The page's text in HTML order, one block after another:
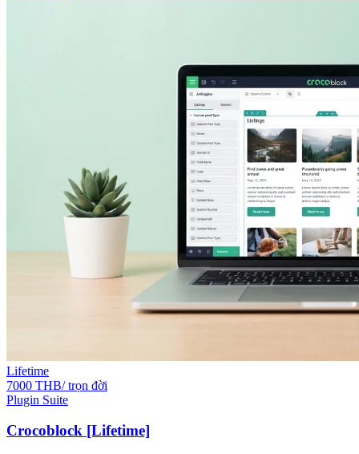
Lifetime
7000 THB/ trọn đời
Plugin Suite
Crocoblock [Lifetime]